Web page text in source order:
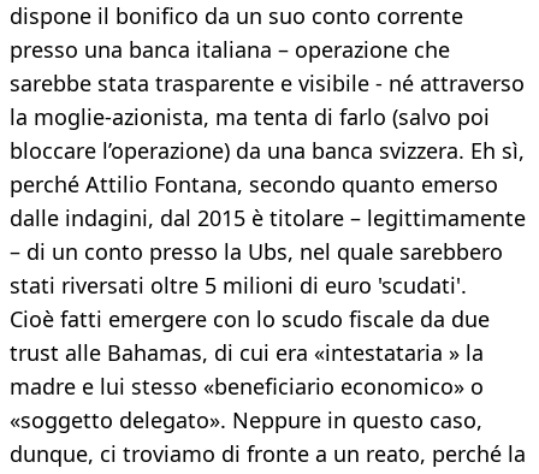
dispone il bonifico da un suo conto corrente
presso una banca italiana – operazione che
sarebbe stata trasparente e visibile - né attraverso
la moglie-azionista, ma tenta di farlo (salvo poi
bloccare l’operazione) da una banca svizzera. Eh sì,
perché Attilio Fontana, secondo quanto emerso
dalle indagini, dal 2015 è titolare – legittimamente
– di un conto presso la Ubs, nel quale sarebbero
stati riversati oltre 5 milioni di euro 'scudati'.
Cioè fatti emergere con lo scudo fiscale da due
trust alle Bahamas, di cui era «intestataria » la
madre e lui stesso «beneficiario economico» o
«soggetto delegato». Neppure in questo caso,
dunque, ci troviamo di fronte a un reato, perché la